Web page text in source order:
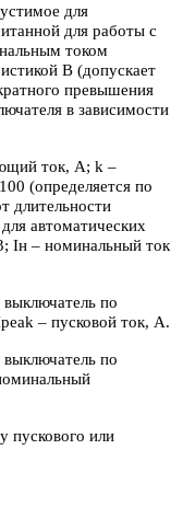
для
для работы с
током
В (допускает
превышения
в зависимости
ток, А; k –
(определяется по
длительности
автоматических
Iн – номинальный ток
по
– пусковой ток, А.
по
пускового или